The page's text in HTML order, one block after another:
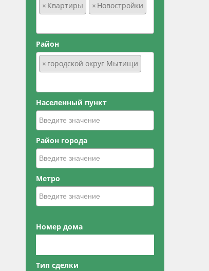
× Квартиры × Новостройки
Район
× городской округ Мытищи
Населенный пункт
Район города
Метро
Номер дома
Тип сделки